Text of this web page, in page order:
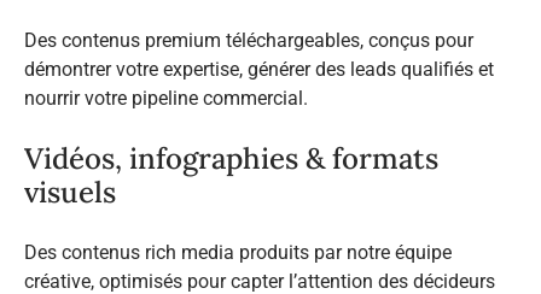
Des contenus premium téléchargeables, conçus pour
démontrer votre expertise, générer des leads qualifiés et
nourrir votre pipeline commercial.
Vidéos, infographies & formats
visuels
Des contenus rich media produits par notre équipe
créative, optimisés pour capter l’attention des décideurs